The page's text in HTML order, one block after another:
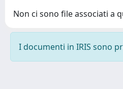
Non ci sono file associati a
I documenti in IRIS sono